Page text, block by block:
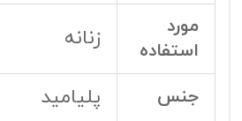
مورد
استفاده
زنانه
جنس پلیامید